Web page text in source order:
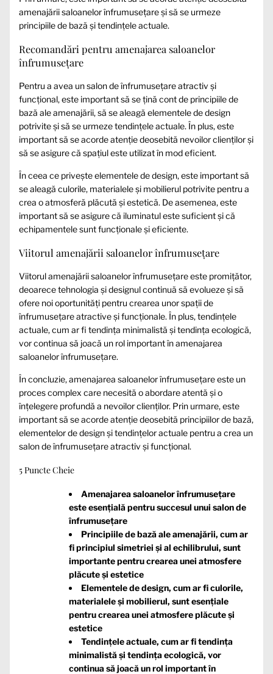
amenajării saloanelor înfrumusețare și să se urmeze
principiile de bază și tendințele actuale.
Recomandări pentru amenajarea saloanelor
înfrumusețare
Pentru a avea un salon de înfrumusețare atractiv și
funcțional, este important să se țină cont de principiile de
bază ale amenajării, să se aleagă elementele de design
potrivite și să se urmeze tendințele actuale. În plus, este
important să se acorde atenție deosebită nevoilor clienților și
să se asigure că spațiul este utilizat în mod eficient.
În ceea ce privește elementele de design, este important să
se aleagă culorile, materialele și mobilierul potrivite pentru a
crea o atmosferă plăcută și estetică. De asemenea, este
important să se asigure că iluminatul este suficient și că
echipamentele sunt funcționale și eficiente.
Viitorul amenajării saloanelor înfrumusețare
Viitorul amenajării saloanelor înfrumusețare este promițător,
deoarece tehnologia și designul continuă să evolueze și să
ofere noi oportunități pentru crearea unor spații de
înfrumusețare atractive și funcționale. În plus, tendințele
actuale, cum ar fi tendința minimalistă și tendința ecologică,
vor continua să joacă un rol important în amenajarea
saloanelor înfrumusețare.
În concluzie, amenajarea saloanelor înfrumusețare este un
proces complex care necesită o abordare atentă și o
înțelegere profundă a nevoilor clienților. Prin urmare, este
important să se acorde atenție deosebită principiilor de bază,
elementelor de design și tendințelor actuale pentru a crea un
salon de înfrumusețare atractiv și funcțional.
5 Puncte Cheie
Amenajarea saloanelor înfrumusețare
este esențială pentru succesul unui salon de
înfrumusețare
Principiile de bază ale amenajării, cum ar
fi principiul simetriei și al echilibrului, sunt
importante pentru crearea unei atmosfere
plăcute și estetice
Elementele de design, cum ar fi culorile,
materialele și mobilierul, sunt esențiale
pentru crearea unei atmosfere plăcute și
estetice
Tendințele actuale, cum ar fi tendința
minimalistă și tendința ecologică, vor
continua să joacă un rol important în